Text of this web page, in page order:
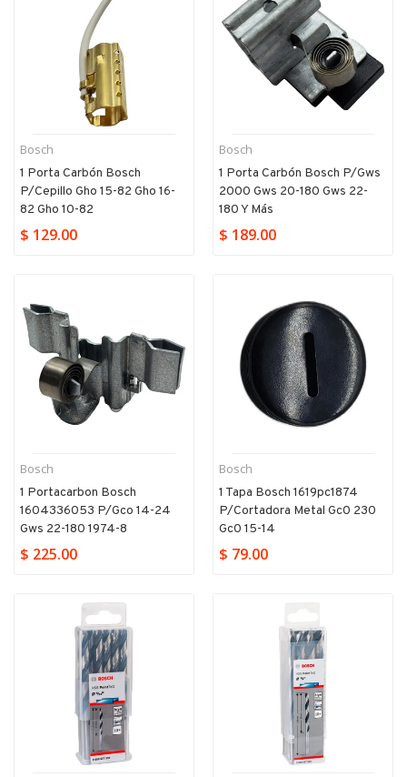
Bosch
1 Porta Carbón Bosch
P/cepillo Gho 15-82 Gho 16-
82 Gho 10-82
$ 129.00
Bosch
1 Porta Carbón Bosch P/gws
2000 Gws 20-180 Gws 22-
180 Y Más
$ 189.00
Bosch
1 Portacarbon Bosch
1604336053 P/gco 14-24
Gws 22-180 1974-8
$ 225.00
Bosch
1 Tapa Bosch 1619pc1874
P/cortadora Metal Gc0 230
Gc0 15-14
$ 79.00